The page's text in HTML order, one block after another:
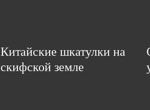
Китайские шкатулки на
скифской земле